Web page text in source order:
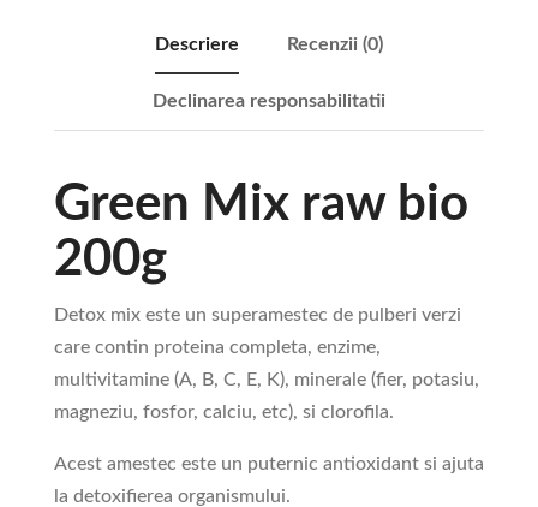
Descriere Recenzii (0)
Declinarea responsabilitatii
Green Mix raw bio
200g
Detox mix este un superamestec de pulberi verzi
care contin proteina completa, enzime,
multivitamine (A, B, C, E, K), minerale (fier, potasiu,
magneziu, fosfor, calciu, etc), si clorofila.
Acest amestec este un puternic antioxidant si ajuta
la detoxifierea organismului.